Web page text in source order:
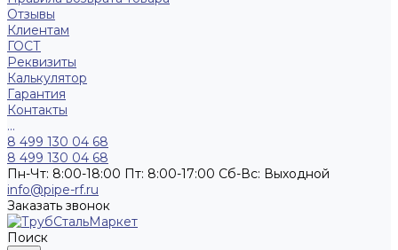
Отзывы
Клиентам
ГОСТ
Реквизиты
Калькулятор
Гарантия
Контакты
...
8 499 130 04 68
8 499 130 04 68
Пн-Чт: 8:00-18:00 Пт: 8:00-17:00 Сб-Вс: Выходной
info@pipe-rf.ru
Заказать звонок
Поиск